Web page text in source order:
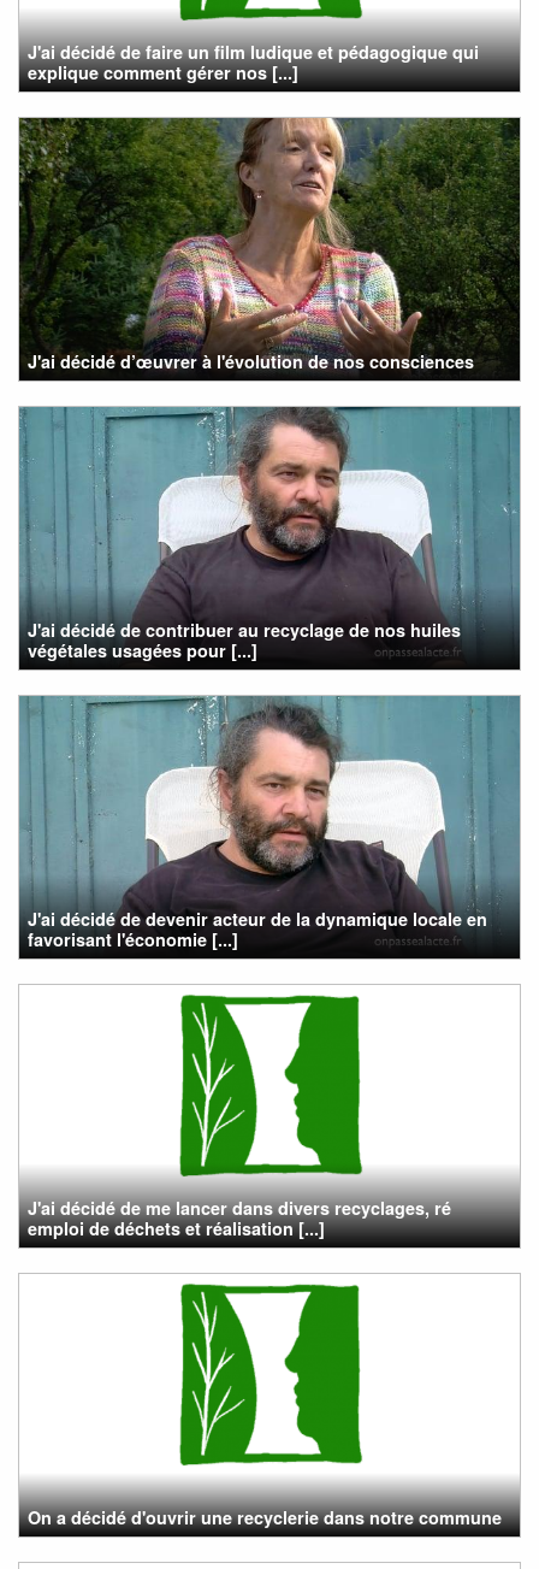
J'ai décidé de faire un film ludique et pédagogique qui
explique comment gérer nos [...]
J'ai décidé d’œuvrer à l'évolution de nos consciences
J'ai décidé de contribuer au recyclage de nos huiles
végétales usagées pour [...]
J'ai décidé de devenir acteur de la dynamique locale en
favorisant l'économie [...]
J'ai décidé de me lancer dans divers recyclages, ré
emploi de déchets et réalisation [...]
On a décidé d'ouvrir une recyclerie dans notre commune